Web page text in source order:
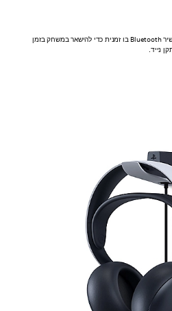
האזינו לשמע מתוך PlayStation Link וממכשיר Bluetooth בו זמנית כדי להישאר במשחק בזמן
נייד.